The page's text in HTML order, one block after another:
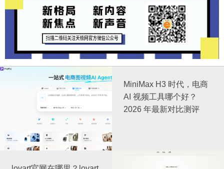
MiniMax H3 时代，电商
AI 视频工具哪个好？
2026 年最新对比测评